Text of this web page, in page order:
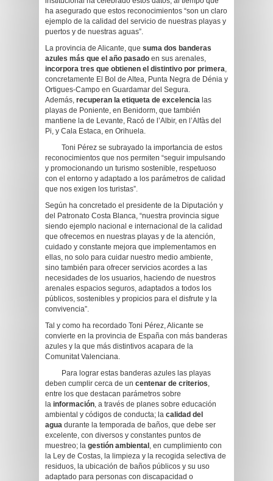
ha asegurado que estos reconocimientos “son un claro
ejemplo de la calidad del servicio de nuestras playas y
puertos y de nuestras aguas”.
La provincia de Alicante, que suma dos banderas
azules más que el año pasado en sus arenales,
incorpora tres que obtienen el distintivo por primera,
concretamente El Bol de Altea, Punta Negra de Dénia y
Ortigues-Campo en Guardamar del Segura.
Además, recuperan la etiqueta de excelencia las
playas de Poniente, en Benidorm, que también
mantiene la de Levante, Racó de l’Albir, en l’Alfàs del
Pi, y Cala Estaca, en Orihuela.
Toni Pérez se subrayado la importancia de estos
reconocimientos que nos permiten “seguir impulsando
y promocionando un turismo sostenible, respetuoso
con el entorno y adaptado a los parámetros de calidad
que nos exigen los turistas”.
Según ha concretado el presidente de la Diputación y
del Patronato Costa Blanca, “nuestra provincia sigue
siendo ejemplo nacional e internacional de la calidad
que ofrecemos en nuestras playas y de la atención,
cuidado y constante mejora que implementamos en
ellas, no solo para cuidar nuestro medio ambiente,
sino también para ofrecer servicios acordes a las
necesidades de los usuarios, haciendo de nuestros
arenales espacios seguros, adaptados a todos los
públicos, sostenibles y propicios para el disfrute y la
convivencia”.
Tal y como ha recordado Toni Pérez, Alicante se
convierte en la provincia de España con más banderas
azules y la que más distintivos acapara de la
Comunitat Valenciana.
Para lograr estas banderas azules las playas
deben cumplir cerca de un centenar de criterios,
entre los que destacan parámetros sobre
la información, a través de planes sobre educación
ambiental y códigos de conducta; la calidad del
agua durante la temporada de baños, que debe ser
excelente, con diversos y constantes puntos de
muestreo; la gestión ambiental , en cumplimiento con
la Ley de Costas, la limpieza y la recogida selectiva de
residuos, la ubicación de baños públicos y su uso
adaptado para personas con discapacidad o